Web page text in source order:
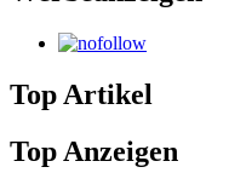
Top Artikel
Top Anzeigen